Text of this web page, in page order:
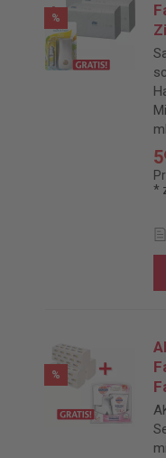
%
x glade by brise Lufterfrischer
*
%